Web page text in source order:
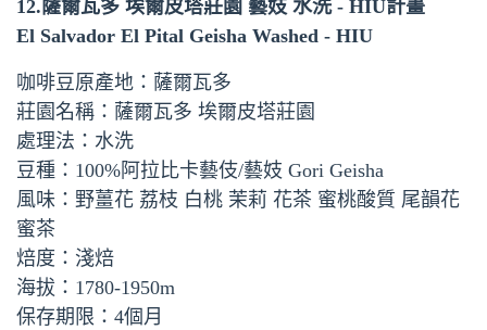
12.薩爾瓦多 埃爾皮塔莊園 藝妓 水洗 - HIU計畫
El Salvador El Pital Geisha Washed - HIU
咖啡豆原產地：薩爾瓦多
莊園名稱：薩爾瓦多 埃爾皮塔莊園
處理法：水洗
豆種：100%阿拉比卡藝伎/藝妓 Gori Geisha
風味：野薑花 荔枝 白桃 茉莉 花茶 蜜桃酸質 尾韻花
蜜茶
焙度：淺焙
海拔：1780-1950m
保存期限：4個月